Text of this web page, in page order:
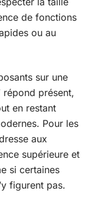
de fonctions
ou au
sur une
répond présent,
en restant
Pour les
aux
supérieure et
si certaines
figurent pas.